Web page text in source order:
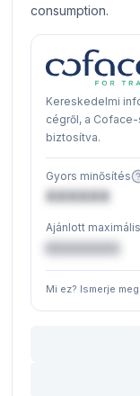
consumption.
Kereskedelmi
cégről, a
biztosítva.
Gyors minősítés
XXXXXX
Ajánlott
Mi ez? Ismerje